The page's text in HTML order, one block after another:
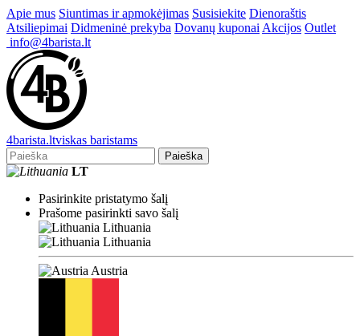
Apie mus Siuntimas ir apmokėjimas Susisiekite Dienoraštis
Atsiliepimai Didmeninė prekyba Dovanų kuponai Akcijos Outlet
info@4barista.lt
4barista.ltviskas baristams
Paieška
LT
Pasirinkite pristatymo šalį
Prašome pasirinkti savo šalį
Lithuania
Lithuania
Austria